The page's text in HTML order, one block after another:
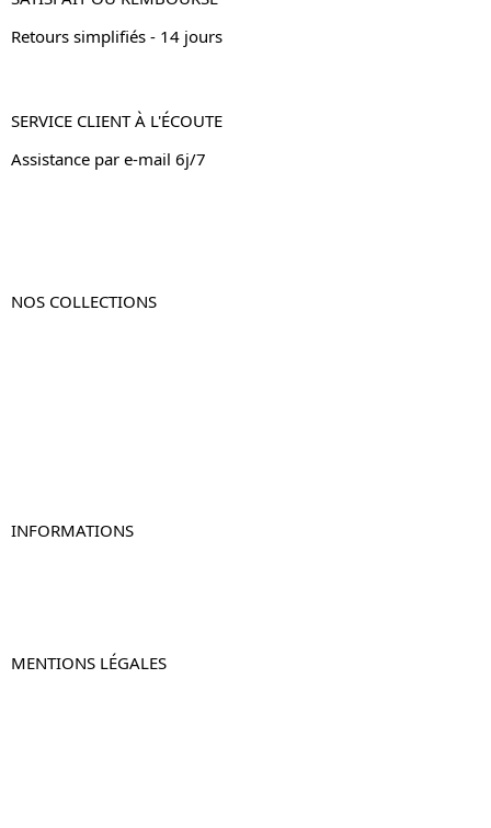
Retours simplifiés - 14 jours
SERVICE CLIENT À L'ÉCOUTE
Assistance par e-mail 6j/7
NOS COLLECTIONS
INFORMATIONS
MENTIONS LÉGALES